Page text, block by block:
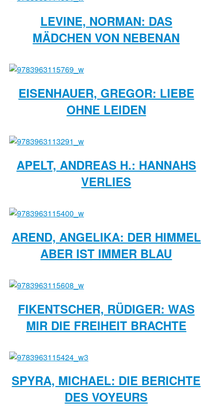
LEVINE, NORMAN: DAS
MÄDCHEN VON NEBENAN
EISENHAUER, GREGOR: LIEBE
OHNE LEIDEN
APELT, ANDREAS H.: HANNAHS
VERLIES
AREND, ANGELIKA: DER HIMMEL
ABER IST IMMER BLAU
FIKENTSCHER, RÜDIGER: WAS
MIR DIE FREIHEIT BRACHTE
SPYRA, MICHAEL: DIE BERICHTE
DES VOYEURS